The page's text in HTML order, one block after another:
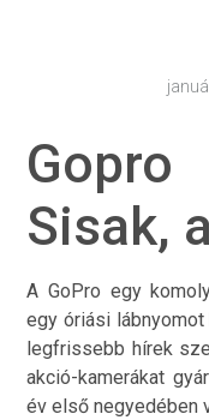
Sisak,
A GoPro egy
egy óriási
legfrissebb hírek
akció-kamerákat
év első negyedében